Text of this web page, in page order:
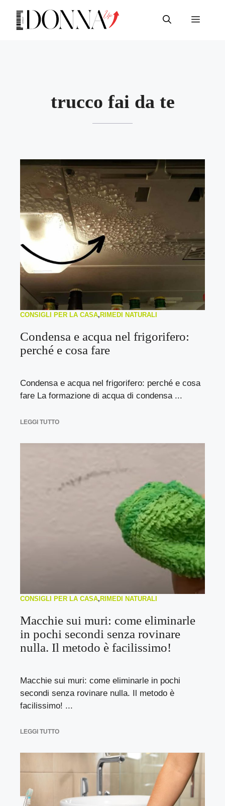
contenuto
Menu
trucco fai da te
CONSIGLI PER LA CASA, RIMEDI NATURALI
Condensa e acqua nel frigorifero:
perché e cosa fare
Condensa e acqua nel frigorifero: perché e cosa
fare La formazione di acqua di condensa ...
LEGGI TUTTO
CONSIGLI PER LA CASA,RIMEDI NATURALI
Macchie sui muri: come eliminarle
in pochi secondi senza rovinare
nulla. Il metodo è facilissimo!
Macchie sui muri: come eliminarle in pochi
secondi senza rovinare nulla. Il metodo è
facilissimo! ...
LEGGI TUTTO